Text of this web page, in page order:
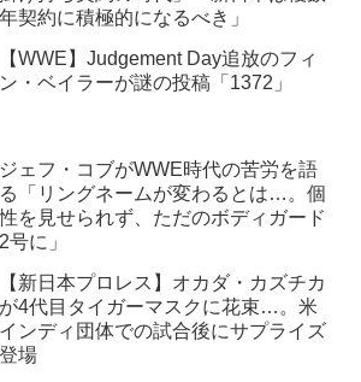
年契約に積極的になるべき」
【WWE】Judgement Day追放のフィ
ン・ベイラーが謎の投稿「1372」
ジェフ・コブがWWE時代の苦労を語
る「リングネームが変わるとは…。個
性を見せられず、ただのボディガード
2号に」
【新日本プロレス】オカダ・カズチカ
が4代目タイガーマスクに花束…。米
インディ団体での試合後にサプライズ
登場